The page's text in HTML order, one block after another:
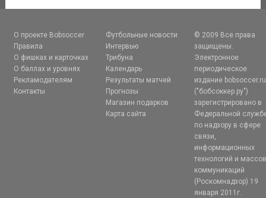
О проекте Bobsoccer
Правила
О фишках и карточках
О баллах и уровнях
Рекламодателям
Контакты
Футбольные новости
Интервью
Трибуна
Календарь
Результаты матчей
Прогнозы
Магазин подарков
Карта сайта
© 2009 Все права
защищены.
Электронное
периодическое
издание bobsoccer.ru
("бобсоккер.ру")
зарегистрировано в
Федеральной
по надзору в сфере
связи,
информационных
технологий и
коммуникаций
(Роскомнадзор) 19
января 2011г.